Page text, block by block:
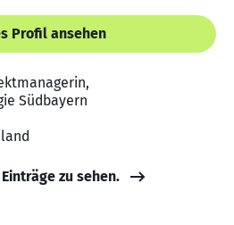
Profil ansehen
Südbayern
zu sehen.